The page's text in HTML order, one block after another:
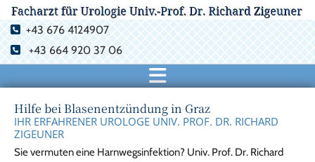
 +43 676 4124907
 +43 664 920 37 06
Hilfe bei Blasenentzündung in Graz
IHR ERFAHRENER UROLOGE UNIV. PROF. DR. RICHARD
ZIGEUNER
Sie vermuten eine Harnwegsinfektion? Univ. Prof. Dr. Richard